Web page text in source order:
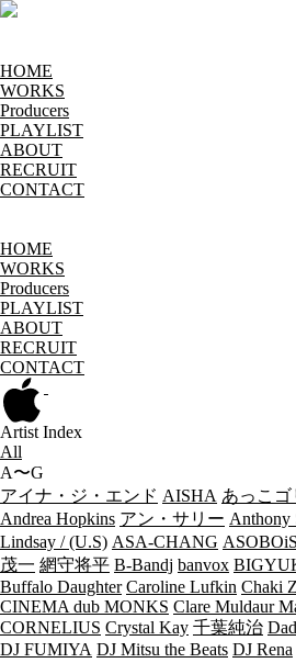
HOME
WORKS
Producers
PLAYLIST
ABOUT
RECRUIT
CONTACT
HOME
WORKS
Producers
PLAYLIST
ABOUT
RECRUIT
CONTACT
Artist Index
All
A〜G
アイナ・ジ・エンド AISHA あっこゴ
Andrea Hopkins アン・サリー Anthony
Lindsay / (U.S) ASA-CHANG
茂一 網守将平 B-Bandj banvox
Buffalo Daughter Caroline Lufkin Chaki
CINEMA dub MONKS Clare Muldaur
CORNELIUS Crystal Kay 千葉純治
DJ FUMIYA DJ Mitsu the Beats DJ Rena